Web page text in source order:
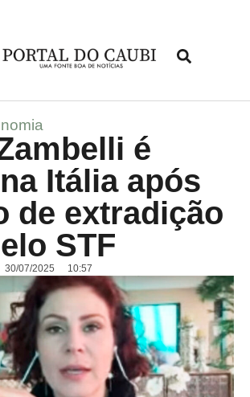
é
Itália após
de extradição
STF
30/07/2025 10:57